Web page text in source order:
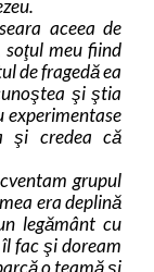
aceea de
meu fiind
de fragedă ea
şi ştia
experimentase
şi credea că
grupul
era deplină
legământ cu
fac şi doream
o teamă şi